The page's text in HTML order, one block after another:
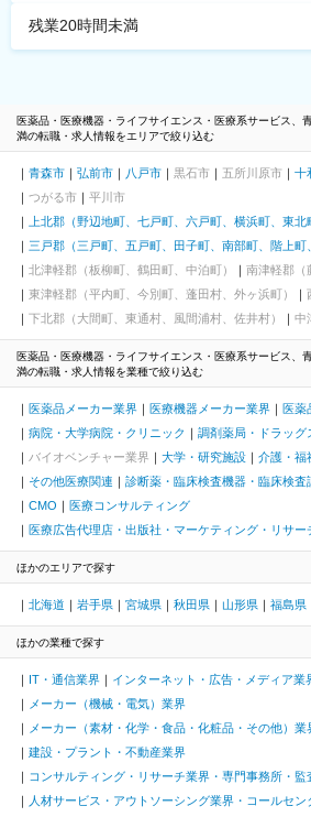
残業20時間未満
医薬品・医療機器・ライフサイエンス・医療系サービス、
満の転職・求人情報をエリアで絞り込む
青森市 弘前市 八戸市 黒石市 五所川原市 十
つがる市
平川市
上北郡（野辺地町、七戸町、六戸町、横浜町、東北
三戸郡（三戸町、五戸町、田子町、南部町、階上町
北津軽郡（板柳町、鶴田町、中泊町）
南津軽郡（
東津軽郡（平内町、今別町、蓬田村、外ヶ浜町）
下北郡（大間町、東通村、風間浦村、佐井村）
中
医薬品・医療機器・ライフサイエンス・医療系サービス、
満の転職・求人情報を業種で絞り込む
医薬品メーカー業界 医療機器メーカー業界 医薬
病院・大学病院・クリニック
調剤薬局・ドラッグ
バイオベンチャー業界
大学・研究施設
介護・福
その他医療関連
診断薬・臨床検査機器・臨床検査
CMO
医療コンサルティング
医療広告代理店・出版社・マーケティング・リサー
ほかのエリアで探す
北海道 岩手県 宮城県 秋田県 山形県 福島県
ほかの業種で探す
IT・通信業界
インターネット・広告・メディア業
メーカー（機械・電気）業界
メーカー（素材・化学・食品・化粧品・その他）業
建設・プラント・不動産業界
コンサルティング・リサーチ業界・専門事務所・監
人材サービス・アウトソーシング業界・コールセン